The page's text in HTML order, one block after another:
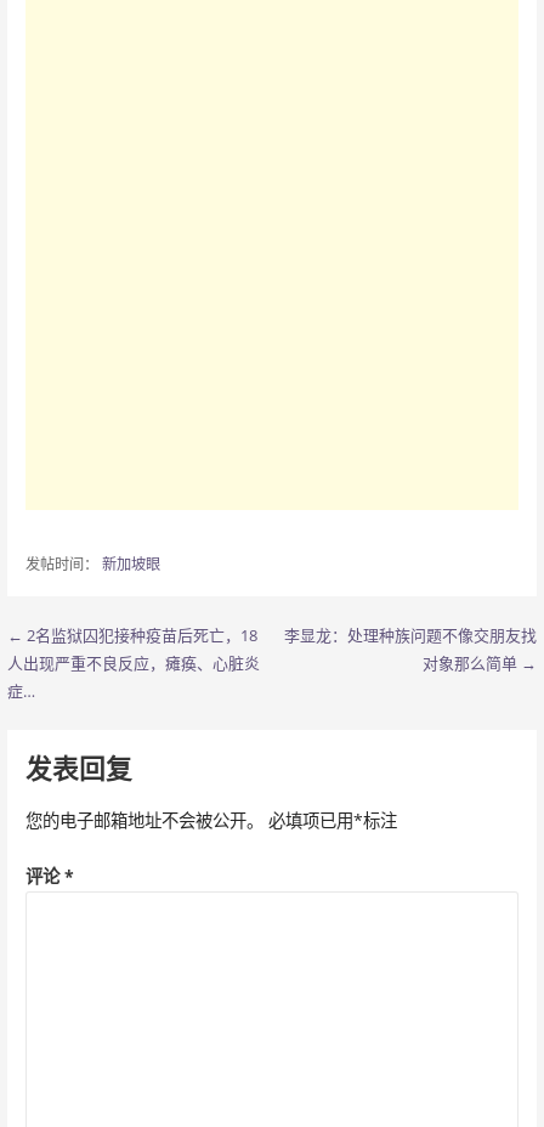
发帖时间： 新加坡眼
文
章
航
← 2名监狱囚犯接种疫苗后死亡，18
人出现严重不良反应，瘫痪、心脏炎
症…
李显龙：处理种族问题不像交朋友找
对象那么简单 →
发表回复
您的电子邮箱地址不会被公开。 必填项已用*标注
评论*